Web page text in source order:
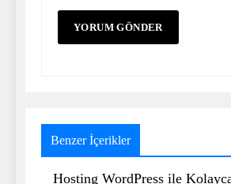
Benzer İçerikler
Hosting WordPress ile